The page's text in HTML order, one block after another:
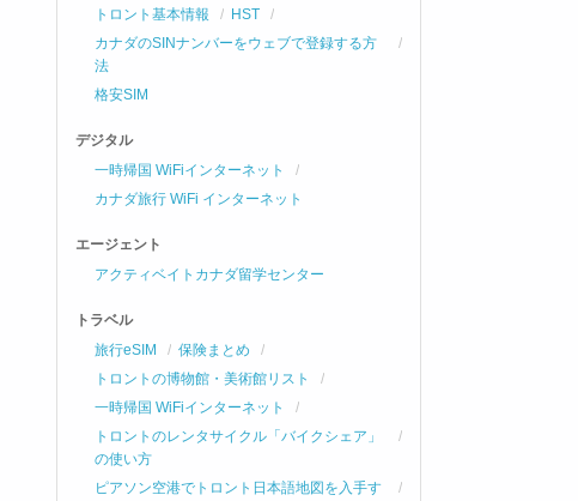
トロント基本情報
HST
カナダのSINナンバーをウェブで登録する方
法
格安SIM
デジタル
一時帰国 WiFiインターネット
カナダ旅行 WiFi インターネット
エージェント
アクティベイトカナダ留学センター
トラベル
旅行eSIM
保険まとめ
トロントの博物館・美術館リスト
一時帰国 WiFiインターネット
トロントのレンタサイクル「バイクシェア」
の使い方
ピアソン空港でトロント日本語地図を入手す